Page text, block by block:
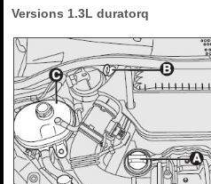
Versions 1.3L duratorq